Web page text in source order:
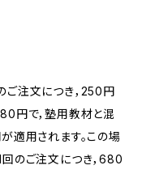
ご注文につき，250円
円で，塾用教材と混
適用されます。この場
回のご注文につき，680